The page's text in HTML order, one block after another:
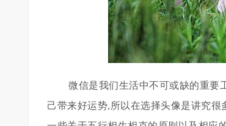
微信是我们生活中不可或缺的重要
己带来好运势,所以在选择头像是讲究